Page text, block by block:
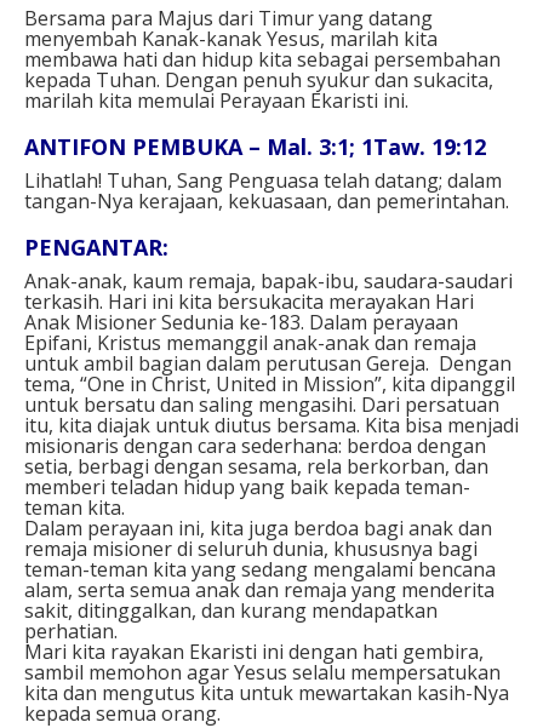
Bersama para Majus dari Timur yang datang
menyembah Kanak-kanak Yesus, marilah kita
membawa hati dan hidup kita sebagai persembahan
kepada Tuhan. Dengan penuh syukur dan sukacita,
marilah kita memulai Perayaan Ekaristi ini.
ANTIFON PEMBUKA – Mal. 3:1; 1Taw. 19:12
Lihatlah! Tuhan, Sang Penguasa telah datang; dalam
tangan-Nya kerajaan, kekuasaan, dan pemerintahan.
PENGANTAR:
Anak-anak, kaum remaja, bapak-ibu, saudara-saudari
terkasih. Hari ini kita bersukacita merayakan Hari
Anak Misioner Sedunia ke-183. Dalam perayaan
Epifani, Kristus memanggil anak-anak dan remaja
untuk ambil bagian dalam perutusan Gereja. Dengan
tema, “One in Christ, United in Mission”, kita dipanggil
untuk bersatu dan saling mengasihi. Dari persatuan
itu, kita diajak untuk diutus bersama. Kita bisa menjadi
misionaris dengan cara sederhana: berdoa dengan
setia, berbagi dengan sesama, rela berkorban, dan
memberi teladan hidup yang baik kepada teman-
teman kita.
Dalam perayaan ini, kita juga berdoa bagi anak dan
remaja misioner di seluruh dunia, khususnya bagi
teman-teman kita yang sedang mengalami bencana
alam, serta semua anak dan remaja yang menderita
sakit, ditinggalkan, dan kurang mendapatkan
perhatian.
Mari kita rayakan Ekaristi ini dengan hati gembira,
sambil memohon agar Yesus selalu mempersatukan
kita dan mengutus kita untuk mewartakan kasih-Nya
kepada semua orang.